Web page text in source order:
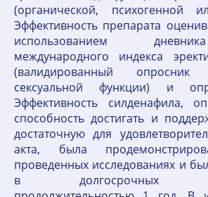
(органической, психогенной
Эффективность препарата
использованием
международного индекса
(валидированный
сексуальной функции) и
Эффективность силденафила,
способность достигать и
достаточную для
акта, была
проведенных исследованиях и
в долгосрочных